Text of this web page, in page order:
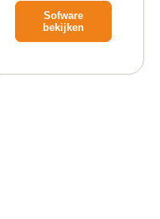
Sofware
bekijken